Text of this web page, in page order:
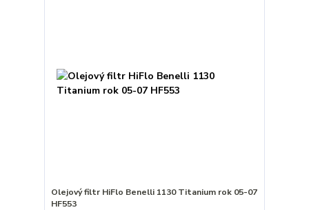
Olejový filtr HiFlo Benelli 1130 Titanium rok 05-07
HF553